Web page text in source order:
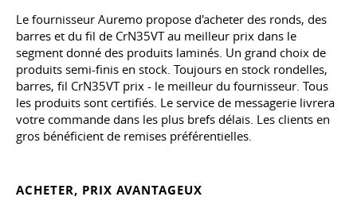
Le fournisseur Auremo propose d'acheter des ronds, des
barres et du fil de CrN35VT au meilleur prix dans le
segment donné des produits laminés. Un grand choix de
produits semi-finis en stock. Toujours en stock rondelles,
barres, fil CrN35VT prix - le meilleur du fournisseur. Tous
les produits sont certifiés. Le service de messagerie livrera
votre commande dans les plus brefs délais. Les clients en
gros bénéficient de remises préférentielles.
ACHETER, PRIX AVANTAGEUX